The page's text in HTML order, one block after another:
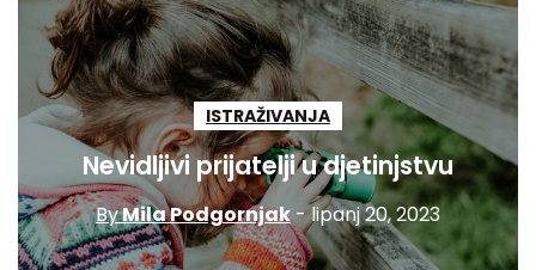
ISTRAŽIVANJA
Nevidljivi prijatelji u djetinjstvu
ByMila Podgornjak - lipanj 20, 2023